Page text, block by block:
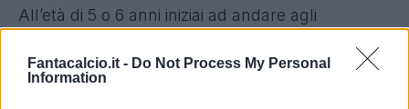
Fantacalcio.it - Do Not Process My Personal
Information
All’età di 5 o 6 anni iniziai ad andare agli
che oggi fa parte della mia vita”.